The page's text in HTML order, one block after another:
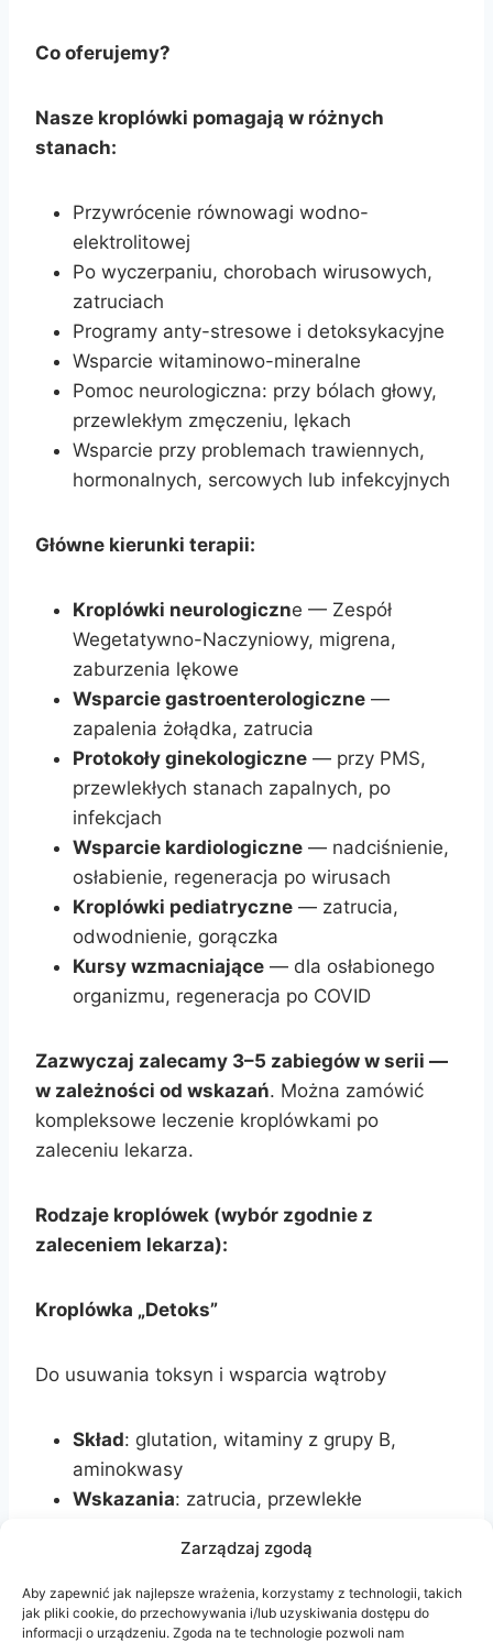
Zarządzaj zgodą
Aby zapewnić jak najlepsze wrażenia, korzystamy z technologii, takich
jak pliki cookie, do przechowywania i/lub uzyskiwania dostępu do
informacji o urządzeniu. Zgoda na te technologie pozwoli nam
Co oferujemy?
Nasze kroplówki pomagają w różnych
stanach:
Przywrócenie równowagi wodno-
elektrolitowej
Po wyczerpaniu, chorobach wirusowych,
zatruciach
Programy anty-stresowe i detoksykacyjne
Wsparcie witaminowo-mineralne
Pomoc neurologiczna: przy bólach głowy,
przewlekłym zmęczeniu, lękach
Wsparcie przy problemach trawiennych,
hormonalnych, sercowych lub infekcyjnych
Główne kierunki terapii:
Kroplówki neurologiczne — Zespół
Wegetatywno-Naczyniowy, migrena,
zaburzenia lękowe
Wsparcie gastroenterologiczne —
zapalenia żołądka, zatrucia
Protokoły ginekologiczne — przy PMS,
przewlekłych stanach zapalnych, po
infekcjach
Wsparcie kardiologiczne — nadciśnienie,
osłabienie, regeneracja po wirusach
Kroplówki pediatryczne — zatrucia,
odwodnienie, gorączka
Kursy wzmacniające — dla osłabionego
organizmu, regeneracja po COVID
Zazwyczaj zalecamy 3–5 zabiegów w serii —
w zależności od wskazań. Można zamówić
kompleksowe leczenie kroplówkami po
zaleceniu lekarza.
Rodzaje kroplówek (wybór zgodnie z
zaleceniem lekarza):
Kroplówka „Detoks”
Do usuwania toksyn i wsparcia wątroby
Skład: glutation, witaminy z grupy B,
aminokwasy
Wskazania: zatrucia, przewlekłe
Kto przepisuje:terapeuta, gastroenterolog
Kroplówka „Sport”